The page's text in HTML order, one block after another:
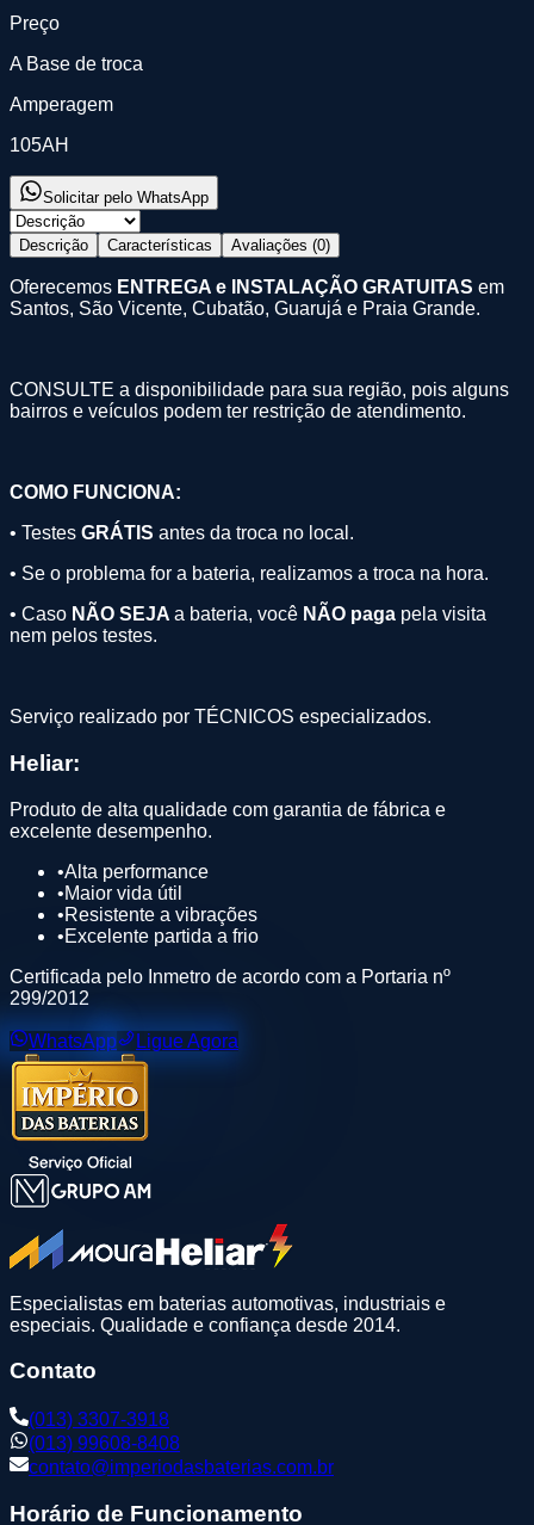
Preço
A Base de troca
Amperagem
105AH
Solicitar pelo WhatsApp
Descrição Características Avaliações (0)
Oferecemos ENTREGA e INSTALAÇÃO GRATUITAS em
Santos, São Vicente, Cubatão, Guarujá e Praia Grande.
CONSULTE a disponibilidade para sua região, pois alguns
bairros e veículos podem ter restrição de atendimento.
COMO FUNCIONA:
• Testes GRÁTIS antes da troca no local.
• Se o problema for a bateria, realizamos a troca na hora.
• Caso NÃO SEJA a bateria, você NÃO paga pela visita
nem pelos testes.
Serviço realizado por TÉCNICOS especializados.
Heliar:
Produto de alta qualidade com garantia de fábrica e
excelente desempenho.
•Alta performance
•Maior vida útil
•Resistente a vibrações
•Excelente partida a frio
Certificada pelo Inmetro de acordo com a Portaria nº
299/2012
WhatsApp Ligue Agora
Especialistas em baterias automotivas, industriais e
especiais. Qualidade e confiança desde 2014.
Contato
(013) 3307-3918
(013) 99608-8408
contato@imperiodasbaterias.com.br
Horário de Funcionamento